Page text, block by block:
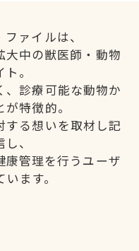
ァイルは、
大中の獣医師・動物
。
、診療可能な動物か
特徴的。
する想いを取材し記
、
康管理を行うユーザ
ます。